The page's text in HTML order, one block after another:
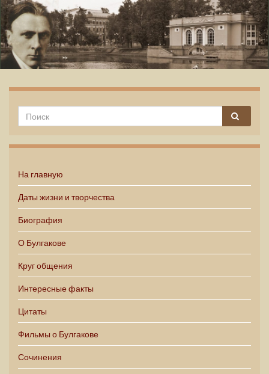
На главную
Даты жизни и творчества
Биография
О Булгакове
Круг общения
Интересные факты
Цитаты
Фильмы о Булгакове
Сочинения